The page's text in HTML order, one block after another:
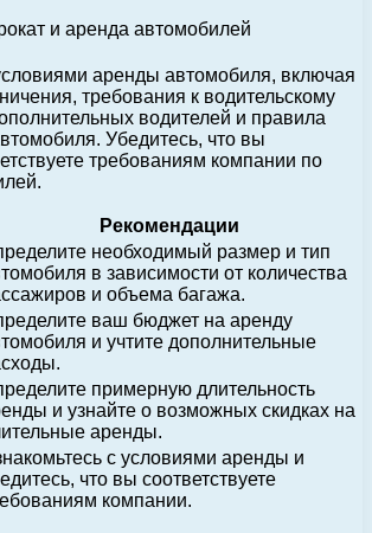
аренды автомобиля, включая
требования к водительскому
водителей и правила
Убедитесь, что вы
требованиям компании по
Рекомендации
необходимый размер и тип
в зависимости от количества
и объема багажа.
ваш бюджет на аренду
и учтите дополнительные
примерную длительность
и узнайте о возможных скидках на
аренды.
с условиями аренды и
что вы соответствуете
компании.